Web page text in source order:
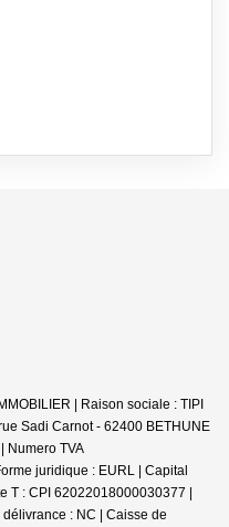
| Raison sociale : TIPI
Sadi Carnot - 62400 BETHUNE
Numero TVA
juridique : EURL | Capital
T : CPI 62022018000030377 |
: NC | Caisse de